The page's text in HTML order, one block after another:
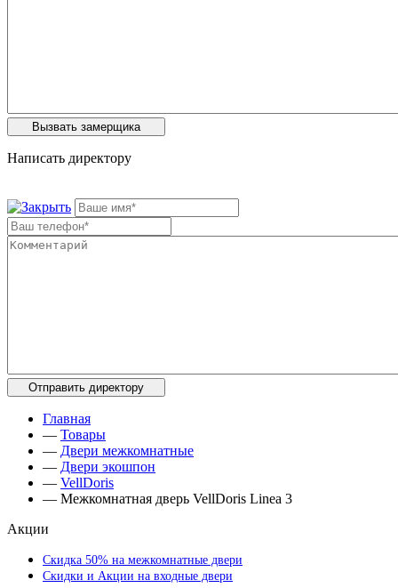
Написать директору
Главная
— Товары
— Двери межкомнатные
— Двери экошпон
— VellDoris
— Межкомнатная дверь VellDoris Linea 3
Акции
Скидка 50% на межкомнатные двери
Скидки и Акции на входные двери